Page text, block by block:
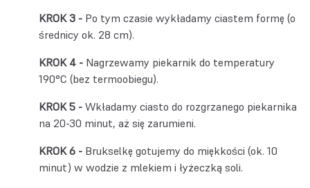
Po tym czasie wykładamy ciastem formę (o
średnicy ok. 28 cm).
Nagrzewamy piekarnik do temperatury
190°C (bez termoobiegu).
Wkładamy ciasto do rozgrzanego piekarnika
na 20-30 minut, aż się zarumieni.
Brukselkę gotujemy do miękkości (ok. 10
minut) w wodzie z mlekiem i łyżeczką soli.